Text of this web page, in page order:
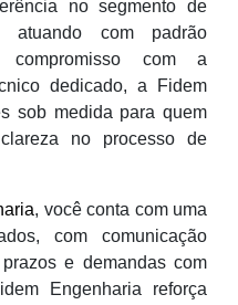
no segmento de
atuando com padrão
compromisso com a
dedicado, a Fidem
sob medida para quem
no processo de
, você conta com uma
com comunicação
e demandas com
Engenharia reforça